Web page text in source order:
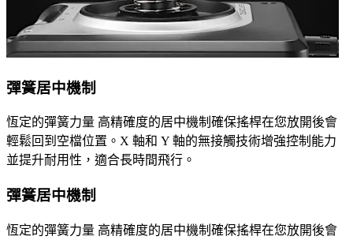
彈簧居中機制
恆定的彈簧力量 高精確度的居中機制確保搖桿在您放開後會
輕鬆回到空檔位置。X 軸和 Y 軸的無接觸技術增強控制能力
並提升耐用性，適合長時間飛行。
彈簧居中機制
恆定的彈簧力量 高精確度的居中機制確保搖桿在您放開後會